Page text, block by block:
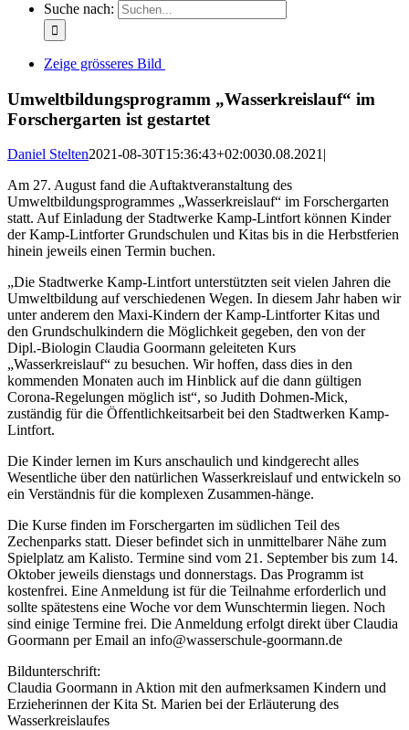
Suche nach:
Zeige grösseres Bild
Umweltbildungsprogramm „Wasserkreislauf“ im
Forschergarten ist gestartet
Daniel Stelten2021-08-30T15:36:43+02:0030.08.2021|
Am 27. August fand die Auftaktveranstaltung des
Umweltbildungsprogrammes „Wasserkreislauf“ im Forschergarten
statt. Auf Einladung der Stadtwerke Kamp-Lintfort können Kinder
der Kamp-Lintforter Grundschulen und Kitas bis in die Herbstferien
hinein jeweils einen Termin buchen.
„Die Stadtwerke Kamp-Lintfort unterstützten seit vielen Jahren die
Umweltbildung auf verschiedenen Wegen. In diesem Jahr haben wir
unter anderem den Maxi-Kindern der Kamp-Lintforter Kitas und
den Grundschulkindern die Möglichkeit gegeben, den von der
Dipl.-Biologin Claudia Goormann geleiteten Kurs
„Wasserkreislauf“ zu besuchen. Wir hoffen, dass dies in den
kommenden Monaten auch im Hinblick auf die dann gültigen
Corona-Regelungen möglich ist“, so Judith Dohmen-Mick,
zuständig für die Öffentlichkeitsarbeit bei den Stadtwerken Kamp-
Lintfort.
Die Kinder lernen im Kurs anschaulich und kindgerecht alles
Wesentliche über den natürlichen Wasserkreislauf und entwickeln so
ein Verständnis für die komplexen Zusammen-hänge.
Die Kurse finden im Forschergarten im südlichen Teil des
Zechenparks statt. Dieser befindet sich in unmittelbarer Nähe zum
Spielplatz am Kalisto. Termine sind vom 21. September bis zum 14.
Oktober jeweils dienstags und donnerstags. Das Programm ist
kostenfrei. Eine Anmeldung ist für die Teilnahme erforderlich und
sollte spätestens eine Woche vor dem Wunschtermin liegen. Noch
sind einige Termine frei. Die Anmeldung erfolgt direkt über Claudia
Goormann per Email an info@wasserschule-goormann.de
Bildunterschrift:
Claudia Goormann in Aktion mit den aufmerksamen Kindern und
Erzieherinnen der Kita St. Marien bei der Erläuterung des
Wasserkreislaufes